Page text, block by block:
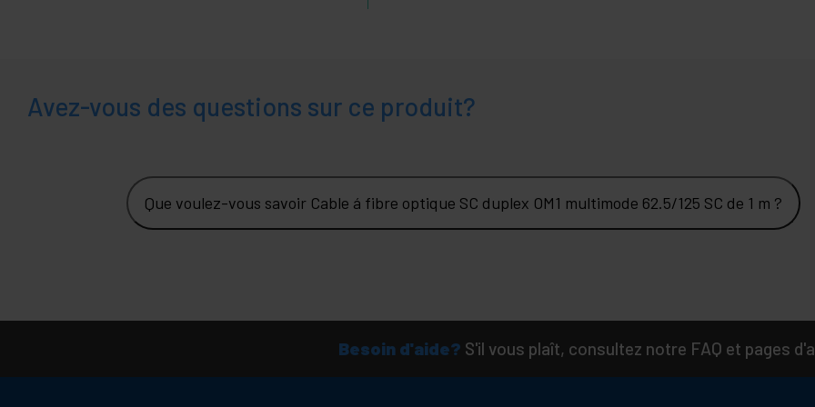
Avez-vous des questions sur ce produit?
Que voulez-vous savoir Cable á fibre optique SC duplex OM1 multimode 62.5/125 SC de 1 m ?
Besoin d'aide? S'il vous plaît, consultez notre FAQ et pages